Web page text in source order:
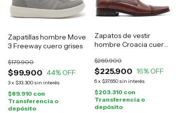
Zapatillas hombre Move
3 Freeway cuero grises
$99.900
$179.900
44% OFF
3x $33.300 sin interés
$89.910 con
Transferencia o
depósito
Zapatos de vestir
hombre Croacia cuero
$225.900
$269.900
16% OFF
6x $37.650 sin interés
$203.310 con
Transferencia o
depósito